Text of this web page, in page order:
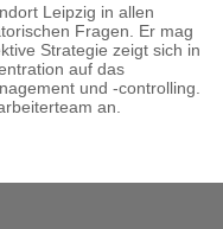
Leipzig in allen
Fragen. Er mag
Strategie zeigt sich in
auf das
und -controlling.
an.